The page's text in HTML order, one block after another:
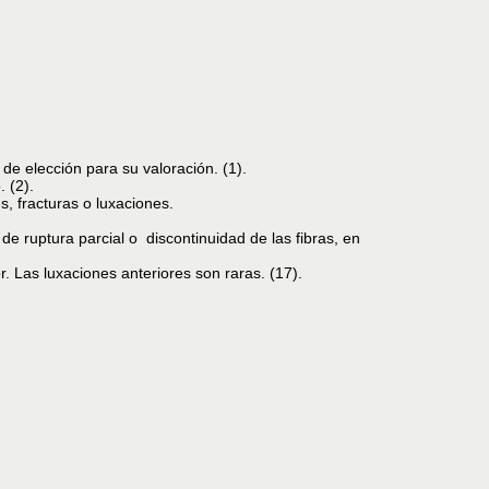
elección para su valoración. (1).
(2).
fracturas o luxaciones.
ruptura parcial o discontinuidad de las fibras, en
Las luxaciones anteriores son raras. (17).